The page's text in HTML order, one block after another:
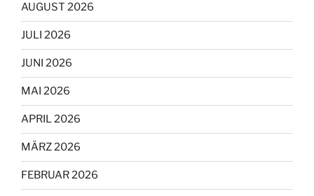
AUGUST 2026
JULI 2026
JUNI 2026
MAI 2026
APRIL 2026
MÄRZ 2026
FEBRUAR 2026